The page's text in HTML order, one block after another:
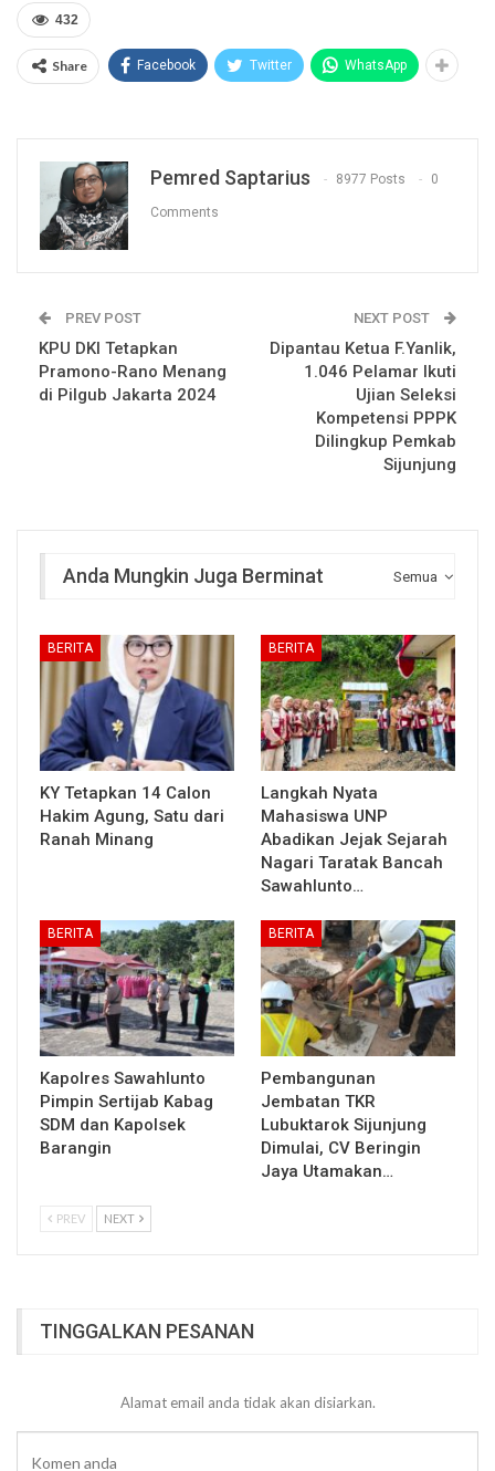
432
Share Facebook Twitter WhatsApp
Pemred Saptarius 8977 Posts 0
Comments
PREV POST
KPU DKI Tetapkan
Pramono-Rano Menang
di Pilgub Jakarta 2024
NEXT POST
Dipantau Ketua F.Yanlik,
1.046 Pelamar Ikuti
Ujian Seleksi
Kompetensi PPPK
Dilingkup Pemkab
Sijunjung
Semua
Anda Mungkin Juga Berminat
BERITA
KY Tetapkan 14 Calon
Hakim Agung, Satu dari
Ranah Minang
BERITA
Langkah Nyata
Mahasiswa UNP
Abadikan Jejak Sejarah
Nagari Taratak Bancah
Sawahlunto…
BERITA
Kapolres Sawahlunto
Pimpin Sertijab Kabag
SDM dan Kapolsek
Barangin
BERITA
Pembangunan
Jembatan TKR
Lubuktarok Sijunjung
Dimulai, CV Beringin
Jaya Utamakan…
PREV NEXT
TINGGALKAN PESANAN
Alamat email anda tidak akan disiarkan.